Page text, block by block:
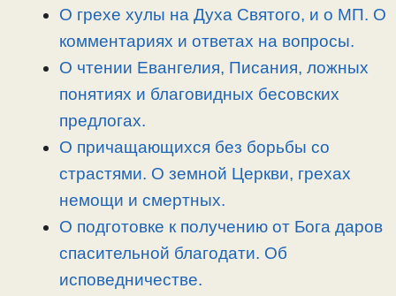
О грехе хулы на Духа Святого, и о МП. О
комментариях и ответах на вопросы.
О чтении Евангелия, Писания, ложных
понятиях и благовидных бесовских
предлогах.
О причащающихся без борьбы со
страстями. О земной Церкви, грехах
немощи и смертных.
О подготовке к получению от Бога даров
спасительной благодати. Об
исповедничестве.